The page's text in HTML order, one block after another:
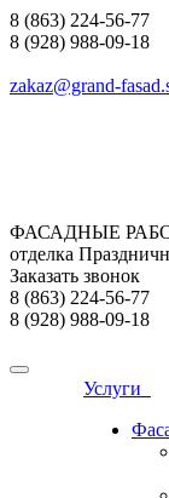
8 (863) 224-56-77
8 (928) 988-09-18
zakaz@grand-
ФАСАДНЫЕ
отделка
Заказать звонок
8 (863) 224-56-77
8 (928) 988-09-18
Услуги